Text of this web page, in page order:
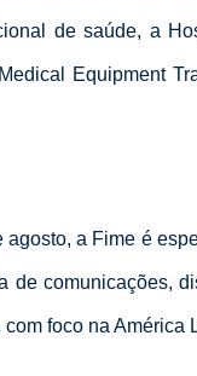
de saúde, a
Equipment
a Fime é
de comunicações,
foco na América